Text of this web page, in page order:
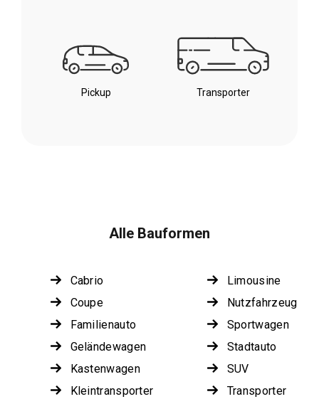
Pickup Transporter
Alle Bauformen
Cabrio
Coupe
Familienauto
Geländewagen
Kastenwagen
Kleintransporter
Limousine
Nutzfahrzeug
Sportwagen
Stadtauto
SUV
Transporter